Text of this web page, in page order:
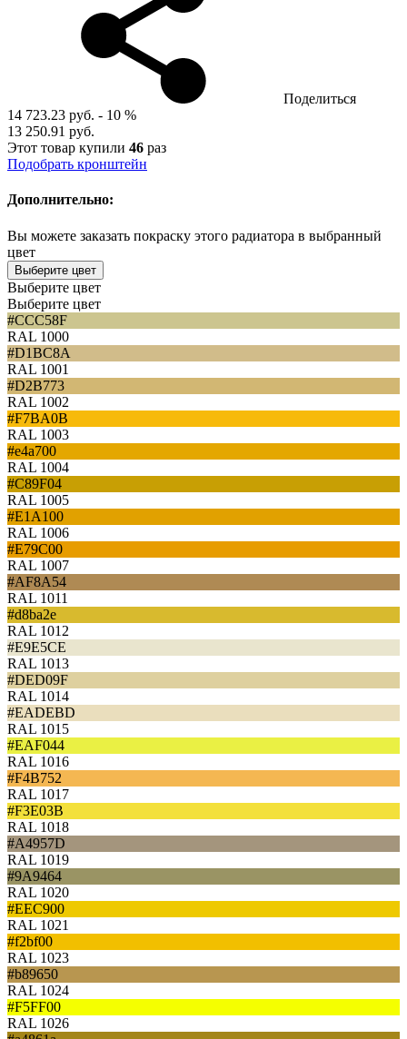
Поделиться
14 723.23 руб. - 10 %
13 250.91 руб.
Этот товар купили 46 раз
Подобрать кронштейн
Дополнительно:
Вы можете заказать покраску этого радиатора в выбранный
цвет
Выберите цвет
Выберите цвет
Выберите цвет
#CCC58F
RAL 1000
#D1BC8A
RAL 1001
#D2B773
RAL 1002
#F7BA0B
RAL 1003
#e4a700
RAL 1004
#C89F04
RAL 1005
#E1A100
RAL 1006
#E79C00
RAL 1007
#AF8A54
RAL 1011
#d8ba2e
RAL 1012
#E9E5CE
RAL 1013
#DED09F
RAL 1014
#EADEBD
RAL 1015
#EAF044
RAL 1016
#F4B752
RAL 1017
#F3E03B
RAL 1018
#A4957D
RAL 1019
#9A9464
RAL 1020
#EEC900
RAL 1021
#f2bf00
RAL 1023
#b89650
RAL 1024
#F5FF00
RAL 1026